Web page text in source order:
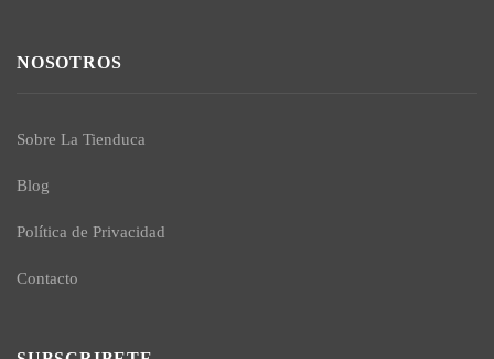
NOSOTROS
Sobre La Tienduca
Blog
Política de Privacidad
Contacto